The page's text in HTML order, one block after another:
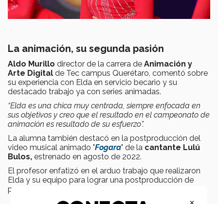
La animación, su segunda pasión
Aldo Murillo director de la carrera de Animación y
Arte Digital de Tec campus Querétaro, comentó sobre
su experiencia con Elda en servicio becario y su
destacado trabajo ya con series animadas.
“Elda es una chica muy centrada, siempre enfocada en
sus objetivos y creo que el resultado en el campeonato de
animación es resultado de su esfuerzo”.
La alumna también destacó en la postproducción del
video musical animado "Fogara" de la cantante Lulú
Bulos, estrenado en agosto de 2022.
El profesor enfatizó en el arduo trabajo que realizaron
Elda y su equipo para lograr una postproducción de
primer nivel.